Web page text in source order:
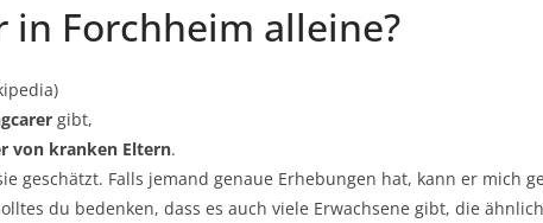
in Forchheim alleine?
gibt,
von kranken Eltern.
geschätzt. Falls jemand genaue Erhebungen hat, kann er mich
du bedenken, dass es auch viele Erwachsene gibt, die